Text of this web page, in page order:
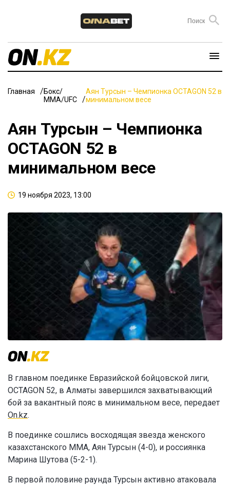
Главная
Бокс/
ММА/UFC
Аян Турсын – Чемпионка OCTAGON 52 в
минимальном весе
Аян Турсын – Чемпионка
OCTAGON 52 в
минимальном весе
19 ноября 2023, 13:00
В главном поединке Евразийской бойцовской лиги,
OCTAGON 52, в Алматы завершился захватывающий
бой за вакантный пояс в минимальном весе, передает
On.kz.
В поединке сошлись восходящая звезда женского
казахстанского ММА, Аян Турсын (4-0), и россиянка
Марина Шутова (5-2-1).
В первой половине раунда Турсын активно атаковала